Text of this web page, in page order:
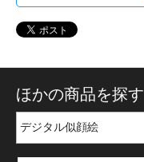
ほかの商品を探す